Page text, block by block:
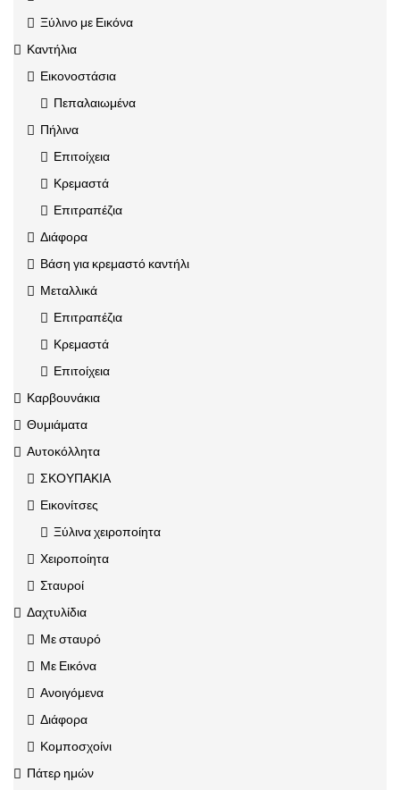
Ξύλινο με Εικόνα
Καντήλια
Εικονοστάσια
Πεπαλαιωμένα
Πήλινα
Επιτοίχεια
Κρεμαστά
Επιτραπέζια
Διάφορα
Βάση για κρεμαστό καντήλι
Μεταλλικά
Επιτραπέζια
Κρεμαστά
Επιτοίχεια
Καρβουνάκια
Θυμιάματα
Αυτοκόλλητα
ΣΚΟΥΠΑΚΙΑ
Εικονίτσες
Ξύλινα χειροποίητα
Χειροποίητα
Σταυροί
Δαχτυλίδια
Με σταυρό
Με Εικόνα
Ανοιγόμενα
Διάφορα
Κομποσχοίνι
Πάτερ ημών